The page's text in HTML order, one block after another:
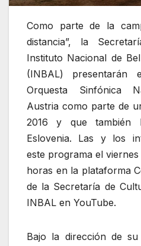
Como parte de la
distancia”, la
Instituto Nacional de
(INBAL)
Orquesta Sinfónica
Austria como parte de
2016 y que también
Eslovenia. Las y los
este programa el
horas en la plataforma
de la Secretaría de
INBAL en YouTube.
Bajo la dirección de